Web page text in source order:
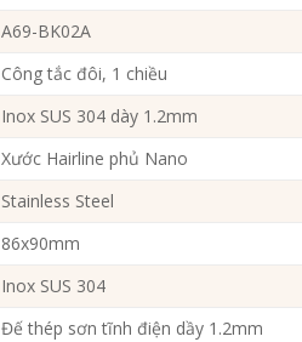
A69-BK02A
Công tắc đôi, 1 chiều
Inox SUS 304 dày 1.2mm
Xước Hairline phủ Nano
Stainless Steel
86x90mm
Inox SUS 304
Đế thép sơn tĩnh điện dầy 1.2mm